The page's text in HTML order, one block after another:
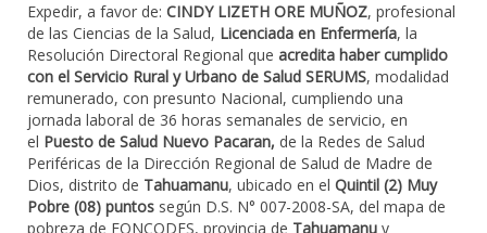
Expedir, a favor de: CINDY LIZETH ORE MUÑOZ, profesional
de las Ciencias de la Salud, Licenciada en Enfermería, la
Resolución Directoral Regional que acredita haber cumplido
con el Servicio Rural y Urbano de Salud SERUMS, modalidad
remunerado, con presunto Nacional, cumpliendo una
jornada laboral de 36 horas semanales de servicio, en
el Puesto de Salud Nuevo Pacaran, de la Redes de Salud
Periféricas de la Dirección Regional de Salud de Madre de
Dios, distrito de Tahuamanu, ubicado en el Quintil (2) Muy
Pobre (08) puntos según D.S. N° 007-2008-SA, del mapa de
pobreza de FONCODES, provincia de Tahuamanu y